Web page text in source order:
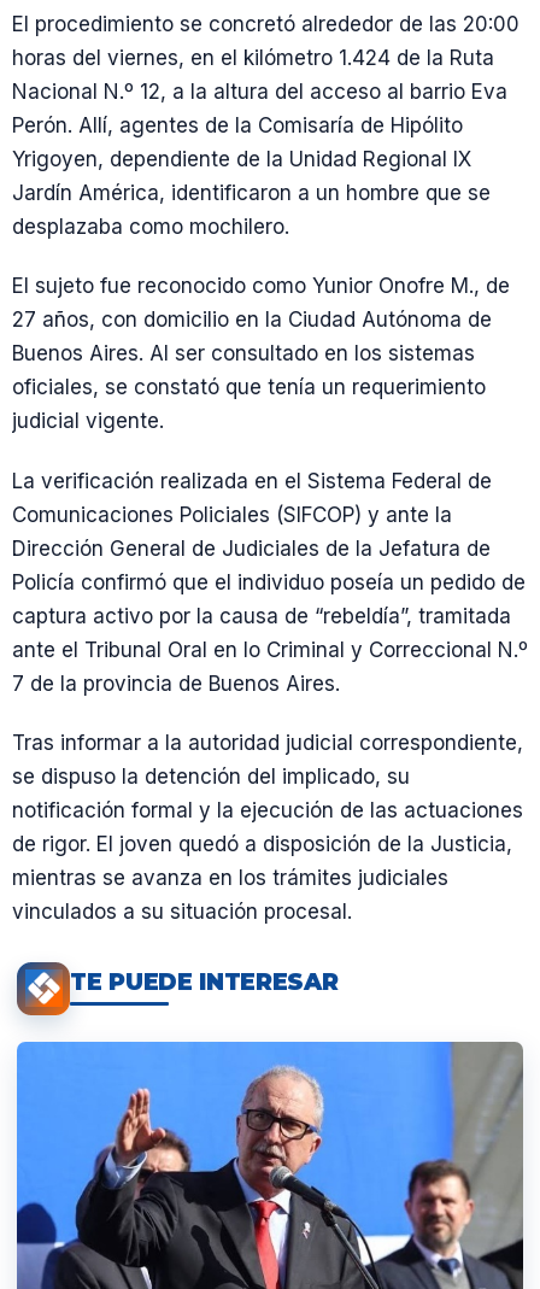
El procedimiento se concretó alrededor de las 20:00
horas del viernes, en el kilómetro 1.424 de la Ruta
Nacional N.º 12, a la altura del acceso al barrio Eva
Perón. Allí, agentes de la Comisaría de Hipólito
Yrigoyen, dependiente de la Unidad Regional IX
Jardín América, identificaron a un hombre que se
desplazaba como mochilero.
El sujeto fue reconocido como Yunior Onofre M., de
27 años, con domicilio en la Ciudad Autónoma de
Buenos Aires. Al ser consultado en los sistemas
oficiales, se constató que tenía un requerimiento
judicial vigente.
La verificación realizada en el Sistema Federal de
Comunicaciones Policiales (SIFCOP) y ante la
Dirección General de Judiciales de la Jefatura de
Policía confirmó que el individuo poseía un pedido de
captura activo por la causa de “rebeldía”, tramitada
ante el Tribunal Oral en lo Criminal y Correccional N.º
7 de la provincia de Buenos Aires.
Tras informar a la autoridad judicial correspondiente,
se dispuso la detención del implicado, su
notificación formal y la ejecución de las actuaciones
de rigor. El joven quedó a disposición de la Justicia,
mientras se avanza en los trámites judiciales
vinculados a su situación procesal.
TE PUEDE INTERESAR